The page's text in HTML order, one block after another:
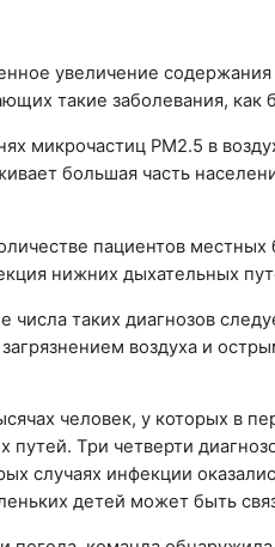
увеличение
такие заболевания, как
микрочастиц PM2.5 в
большая часть
пациентов
нижних дыхательных
таких диагнозов
воздуха и
человек, у которых в
Три четверти
случаях инфекции
детей может быть